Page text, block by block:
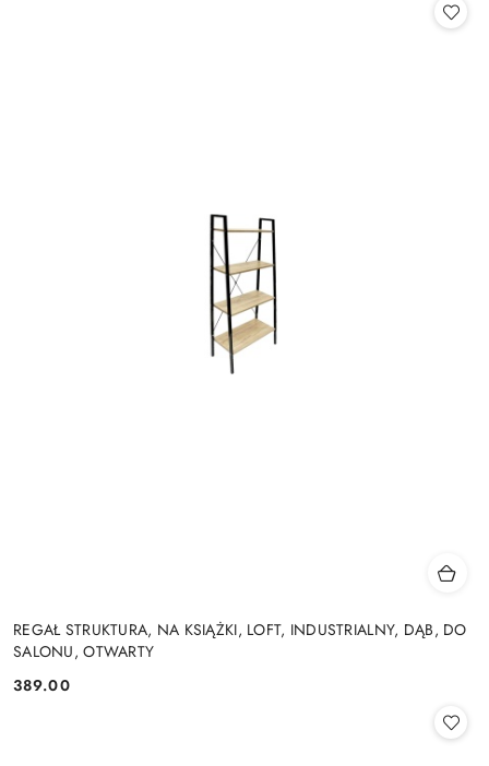
REGAŁ STRUKTURA, NA KSIĄŻKI, LOFT, INDUSTRIALNY, DĄB, DO
SALONU, OTWARTY
Cena:
389.00